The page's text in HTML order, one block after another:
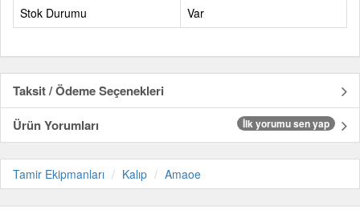
Stok Durumu
Var
Taksit / Ödeme Seçenekleri
Ürün Yorumları
İlk yorumu sen yap
Tamir Ekipmanları Kalıp Amaoe